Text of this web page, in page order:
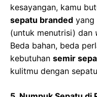
kesayangan, kamu
sepatu branded yang
(untuk menutrisi) dan
Beda bahan, beda
kebutuhan semir
kulitmu dengan